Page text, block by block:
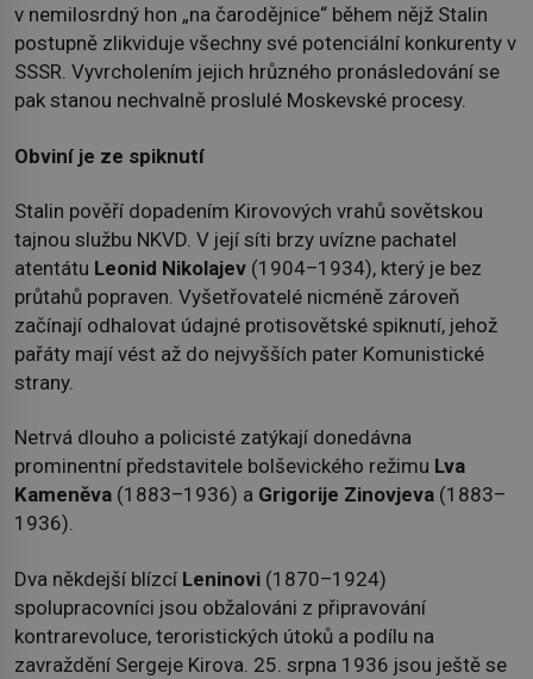
v nemilosrdný hon „na čarodějnice“ během nějž Stalin
postupně zlikviduje všechny své potenciální konkurenty v
SSSR. Vyvrcholením jejich hrůzného pronásledování se
pak stanou nechvalně proslulé Moskevské procesy.
Obviní je ze spiknutí
Stalin pověří dopadením Kirovových vrahů sovětskou
tajnou službu NKVD. V její síti brzy uvízne pachatel
atentátu Leonid Nikolajev (1904–1934), který je bez
průtahů popraven. Vyšetřovatelé nicméně zároveň
začínají odhalovat údajné protisovětské spiknutí, jehož
pařáty mají vést až do nejvyšších pater Komunistické
strany.
Netrvá dlouho a policisté zatýkají donedávna
prominentní představitele bolševického režimu Lva
Kameněva (1883–1936) a Grigorije Zinovjeva (1883–
1936).
Dva někdejší blízcí Leninovi (1870–1924)
spolupracovníci jsou obžalováni z připravování
kontrarevoluce, teroristických útoků a podílu na
zavraždění Sergeje Kirova. 25. srpna 1936 jsou ještě se